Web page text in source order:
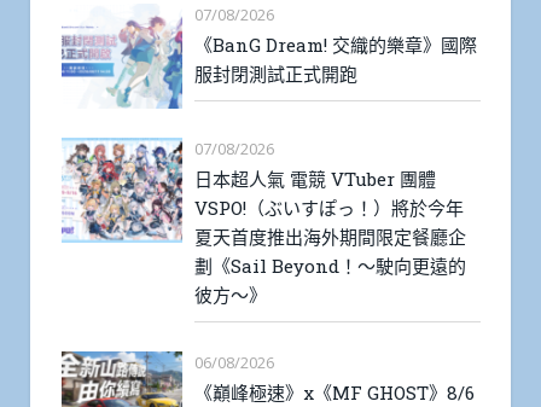
07/08/2026
《BanG Dream! 交織的樂章》國際
服封閉測試正式開跑
07/08/2026
日本超人氣 電競 VTuber 團體
VSPO!（ぶいすぽっ！）將於今年
夏天首度推出海外期間限定餐廳企
劃《Sail Beyond！～駛向更遠的
彼方～》
06/08/2026
《巔峰極速》x《MF GHOST》8/6